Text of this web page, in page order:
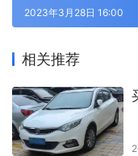
2023年3月28日 16:00
相关推荐